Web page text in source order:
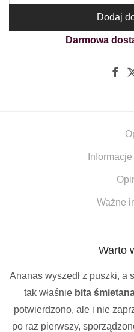
Dodaj
Darmowa
Ważne
Warto
Ananas wyszedł z puszki, a
tak właśnie bita
potwierdzono, ale i nie
po raz pierwszy,